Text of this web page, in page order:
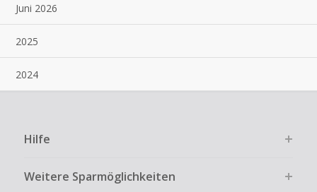
Juni 2026
2025
2024
Hilfe
Weitere Sparmöglichkeiten